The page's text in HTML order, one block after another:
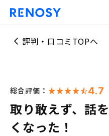
評判・口コミTOPへ
総合評価： 4.7
取り敢えず、話
くなった！